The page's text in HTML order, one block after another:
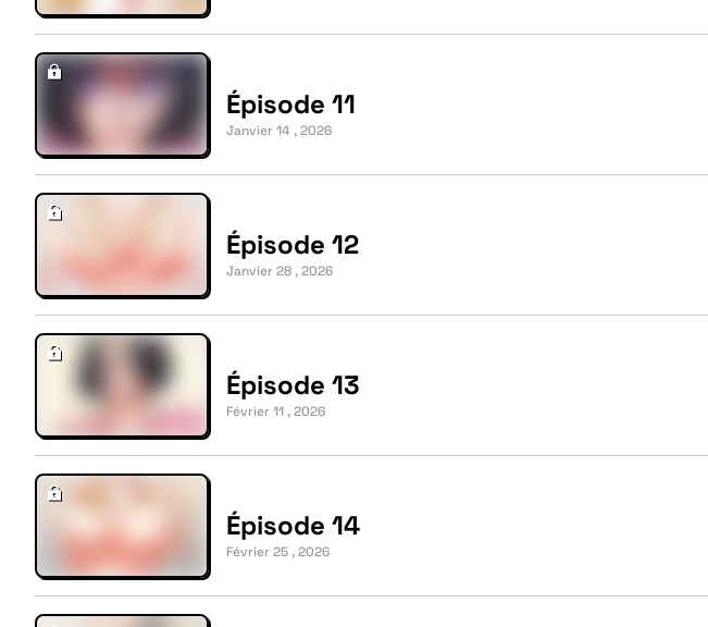
Épisode 11
Janvier 14 , 2026
Épisode 12
Janvier 28 , 2026
Épisode 13
Février 11 , 2026
Épisode 14
Février 25 , 2026